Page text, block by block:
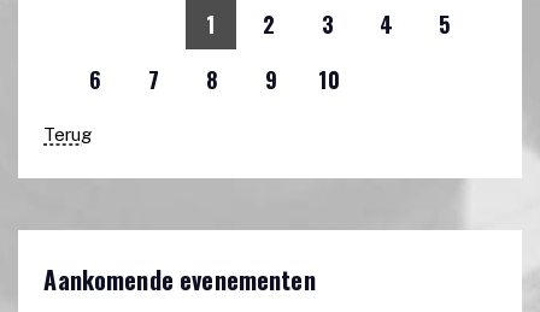
1 2 3 4
5
6
7 8 9 10
Terug
Aankomende evenementen